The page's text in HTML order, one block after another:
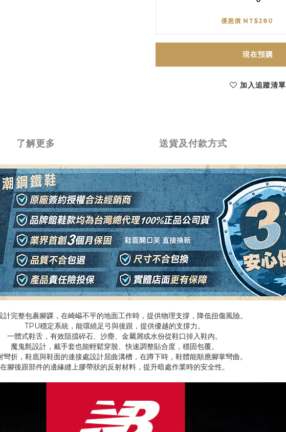
優惠價 NT$280
現在預購
加入追蹤清單
了解更多 送貨及付款方式
計完整包裹腳踝，在崎嶇不平的地面工作時，提供物理支撐，降低扭傷風險。
TPU穩定系統，能環繞足弓與後跟，提供優越的支撐力。
一體式鞋舌，有效阻擋碎石、沙塵、金屬屑或水份從鞋口掉入鞋內。
魔鬼氈設計，戴手套也能輕鬆穿脫、快速調整貼合度，穩固包覆。
彎折，鞋底與鞋面的連接處設計屈曲溝槽，在蹲下時，鞋體能順應腳掌彎曲。
在腳後跟部件的邊緣縫上膠帶狀的反射材料，提升暗處作業時的安全性。